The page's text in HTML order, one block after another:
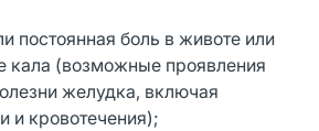
постоянная боль в животе или
кала (возможные проявления
желудка, включая
и кровотечения);